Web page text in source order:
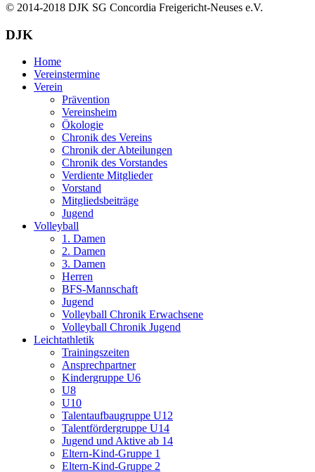
© 2014-2018 DJK SG Concordia Freigericht-Neuses e.V.
DJK
Home
Vereinstermine
Verein
Prävention
Vereinsheim
Ökologie
Chronik des Vereins
Chronik der Abteilungen
Chronik des Vorstandes
Verdiente Mitglieder
Vorstand
Mitgliedsbeiträge
Jugend
Volleyball
1. Damen
2. Damen
3. Damen
Herren
BFS-Mannschaft
Jugend
Volleyball Chronik Erwachsene
Volleyball Chronik Jugend
Leichtathletik
Trainingszeiten
Ansprechpartner
Kindergruppe U6
U8
U10
Talentaufbaugruppe U12
Talentfördergruppe U14
Jugend und Aktive ab 14
Eltern-Kind-Gruppe 1
Eltern-Kind-Gruppe 2